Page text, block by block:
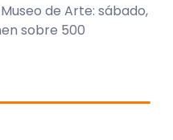
de Arte: sábado,
sobre 500